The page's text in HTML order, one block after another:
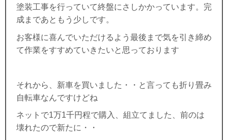
塗装工事を行っていて終盤にさしかかっています。完
成まであともう少しです。
お客様に喜んでいただけるよう最後まで気を引き締め
て作業をすすめていきたいと思っております
それから、新車を買いました・・と言っても折り畳み
自転車なんですけどね
ネットで1万1千円程で購入、組立てました、前のは
壊れたので新たに・・